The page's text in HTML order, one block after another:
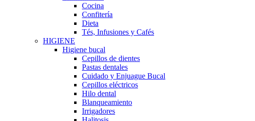
Cocina
Confitería
Dieta
Tés, Infusiones y Cafés
HIGIENE
Higiene bucal
Cepillos de dientes
Pastas dentales
Cuidado y Enjuague Bucal
Cepillos eléctricos
Hilo dental
Blanqueamiento
Irrigadores